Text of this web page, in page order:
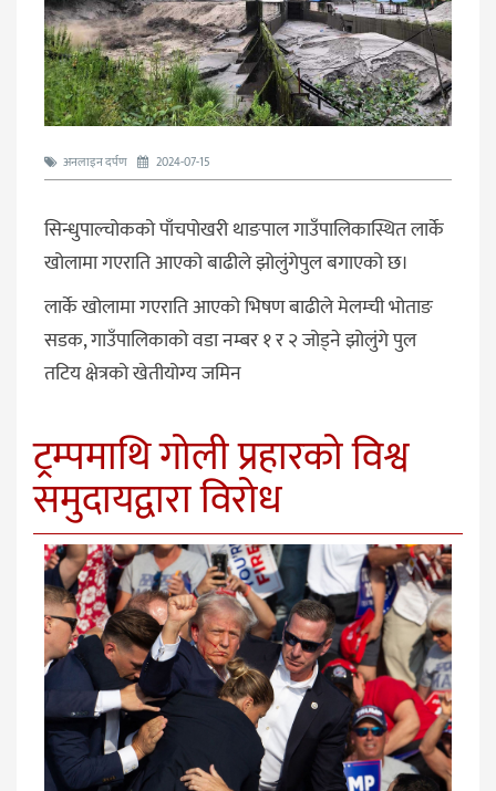
अनलाइन दर्पण 2024-07-15
सिन्धुपाल्चोकको पाँचपोखरी थाङपाल गाउँपालिकास्थित लार्के
खोलामा गएराति आएको बाढीले झोलुंगेपुल बगाएको छ।
लार्के खोलामा गएराति आएको भिषण बाढीले मेलम्ची भोताङ
सडक, गाउँपालिकाको वडा नम्बर १ र २ जोड्ने झोलुंगे पुल
तटिय क्षेत्रको खेतीयोग्य जमिन
ट्रम्पमाथि गोली प्रहारको विश्व
समुदायद्वारा विरोध